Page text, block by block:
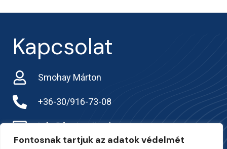
Fontosnak tartjuk az adatok védelmét
Kapcsolat
Smohay Márton
+36-30/916-73-08
info@frarternitas.hu